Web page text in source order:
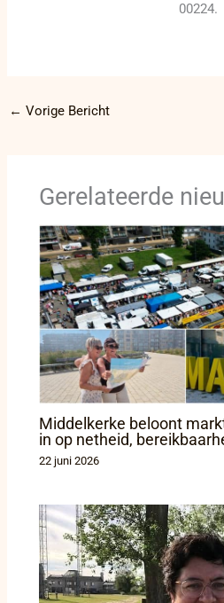
00224.
← Vorige Bericht
Gerelateerde
Middelkerke beloont
in op netheid,
22 juni 2026